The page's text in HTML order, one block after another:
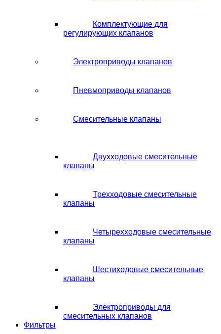
Комплектующие для
регулирующих клапанов
Электроприводы клапанов
Пневмоприводы клапанов
Смесительные клапаны
Двухходовые смесительные
клапаны
Трехходовые смесительные
клапаны
Четырехходовые смесительные
клапаны
Шестиходовые смесительные
клапаны
Электроприводы для
смесительных клапанов
Фильтры